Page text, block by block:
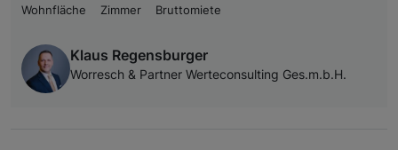
Wohnfläche
Zimmer Bruttomiete
Klaus Regensburger
Worresch & Partner Werteconsulting Ges.m.b.H.